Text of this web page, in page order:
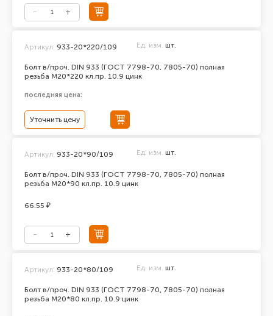
Болт в/проч. DIN 933 (ГОСТ 7798-70, 7805-70) полная
резьба М20*220 кл.пр. 10.9 цинк
Артикул: 933-20*220/109 Ед. изм. шт.
последняя цена:
Уточнить цену
Болт в/проч. DIN 933 (ГОСТ 7798-70, 7805-70) полная
резьба М20*90 кл.пр. 10.9 цинк
Артикул: 933-20*90/109 Ед. изм. шт.
66.55 ₽
Болт в/проч. DIN 933 (ГОСТ 7798-70, 7805-70) полная
резьба М20*80 кл.пр. 10.9 цинк
Артикул: 933-20*80/109 Ед. изм. шт.